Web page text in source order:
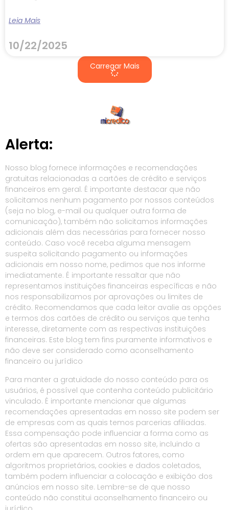
Leia Mais
10/22/2025
Carregar Mais
Alerta:
Nosso blog fornece informações e recomendações
gratuitas relacionadas a cartões de crédito e serviços
financeiros em geral. É importante destacar que não
solicitamos nenhum pagamento por nossos conteúdos
(seja no blog, e-mail ou qualquer outra forma de
comunicação), também não solicitamos informações
adicionais além das necessárias para fornecer nosso
conteúdo. Caso você receba alguma mensagem
suspeita solicitando pagamento ou informações
adicionais em nosso nome, pedimos que nos informe
imediatamente. É importante ressaltar que não
representamos instituições financeiras específicas e não
nos responsabilizamos por aprovações ou limites de
crédito. Recomendamos que cada leitor avalie as opções
e termos dos cartões de crédito ou serviços que tenha
interesse, diretamente com as respectivas instituições
financeiras. Este blog tem fins puramente informativos e
não deve ser considerado como aconselhamento
financeiro ou jurídico
Para manter a gratuidade do nosso conteúdo para os
usuários, é possível que contenha conteúdo publicitário
vinculado. É importante mencionar que algumas
recomendações apresentadas em nosso site podem ser
de empresas com as quais temos parcerias afiliadas.
Essa compensação pode influenciar a forma como as
ofertas são apresentadas em nosso site, incluindo a
ordem em que aparecem. Outros fatores, como
algoritmos proprietários, cookies e dados coletados,
também podem influenciar a colocação e exibição dos
anúncios em nosso site. Lembre-se de que nosso
conteúdo não constitui aconselhamento financeiro ou